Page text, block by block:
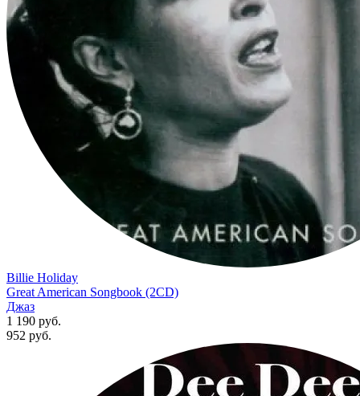
Billie Holiday
Great American Songbook (2CD)
Джаз
1 190 руб.
952 руб.